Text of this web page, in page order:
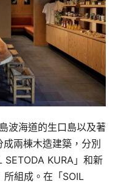
波海道的生口島以及著
兩棟木造建築，分別
SETODA KURA」和新
所組成。在「SOIL